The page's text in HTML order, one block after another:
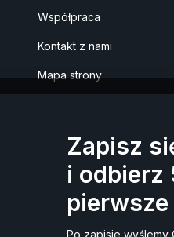
Zapisz
i odbierz
Po zapisie wyślemy
Współpraca
Kontakt z nami
Mapa strony
90% zamówień
w ciągu 24-48h, na